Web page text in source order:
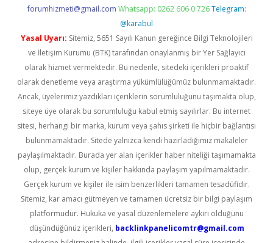
forumhizmeti@gmail.com Whatsapp: 0262 606 0 726 Telegram:
@karabul
Yasal Uyarı: Sitemiz, 5651 Sayılı Kanun gereğince Bilgi Teknolojileri
ve İletişim Kurumu (BTK) tarafından onaylanmış bir Yer Sağlayıcı
olarak hizmet vermektedir. Bu nedenle, sitedeki içerikleri proaktif
olarak denetleme veya araştırma yükümlülüğümüz bulunmamaktadır.
Ancak, üyelerimiz yazdıkları içeriklerin sorumluluğunu taşımakta olup,
siteye üye olarak bu sorumluluğu kabul etmiş sayılırlar. Bu internet
sitesi, herhangi bir marka, kurum veya şahıs şirketi ile hiçbir bağlantısı
bulunmamaktadır. Sitede yalnızca kendi hazırladığımız makaleler
paylaşılmaktadır. Burada yer alan içerikler haber niteliği taşımamakta
olup, gerçek kurum ve kişiler hakkında paylaşım yapılmamaktadır.
Gerçek kurum ve kişiler ile isim benzerlikleri tamamen tesadüfidir.
Sitemiz, kar amacı gütmeyen ve tamamen ücretsiz bir bilgi paylaşım
platformudur. Hukuka ve yasal düzenlemelere aykırı olduğunu
düşündüğünüz içerikleri, backlinkpanelicomtr@gmail.com